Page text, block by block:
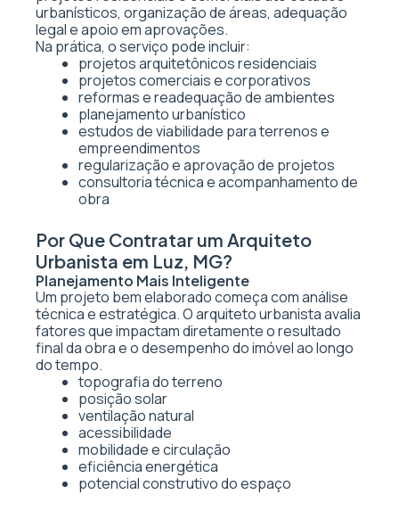
urbanísticos, organização de áreas, adequação
legal e apoio em aprovações.
Na prática, o serviço pode incluir:
projetos arquitetônicos residenciais
projetos comerciais e corporativos
reformas e readequação de ambientes
planejamento urbanístico
estudos de viabilidade para terrenos e
empreendimentos
regularização e aprovação de projetos
consultoria técnica e acompanhamento de
obra
Por Que Contratar um Arquiteto
Urbanista em Luz, MG?
Planejamento Mais Inteligente
Um projeto bem elaborado começa com análise
técnica e estratégica. O arquiteto urbanista avalia
fatores que impactam diretamente o resultado
final da obra e o desempenho do imóvel ao longo
do tempo.
topografia do terreno
posição solar
ventilação natural
acessibilidade
mobilidade e circulação
eficiência energética
potencial construtivo do espaço